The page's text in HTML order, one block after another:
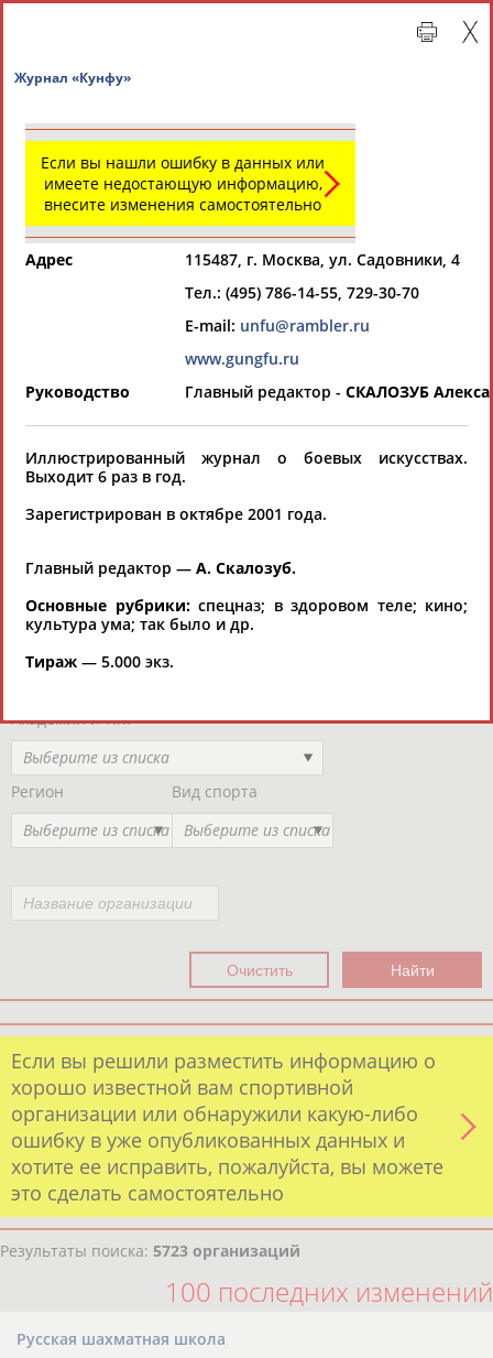
Региональные спортивные организации
СВОДНЫЕ ИНДЕКСЫ
РЕСУРСНАЯ ПЛОЩАДКА
Региональные спортивные организации
Выберите другой тип организаций
Академии и т.п.
Выберите из списка
Регион
Выберите из списка
Вид спорта
Выберите из списка
Если вы решили разместить информацию о
хорошо известной вам спортивной
организации или обнаружили какую-либо
ошибку в уже опубликованных данных и
хотите ее исправить, пожалуйста, вы можете
это сделать самостоятельно
Результаты поиска: 5723 организаций
100 последних изменений
Русская шахматная школа
Если вы нашли ошибку в данных или
имеете недостающую информацию,
внесите изменения самостоятельно
Адрес
115487, г. Москва, ул. Садовники, 4
Тел.: (495) 786-14-55, 729-30-70
E-mail: unfu@rambler.ru
www.gungfu.ru
Руководство
Главный редактор - СКАЛОЗУБ
Иллюстрированный журнал о боевых искусствах.
Выходит 6 раз в год.
Зарегистрирован в октябре 2001 года.
Главный редактор — А. Скалозуб.
Основные рубрики:спецназ; в здоровом теле; кино;
культура ума; так было и др.
Тираж — 5.000 экз.